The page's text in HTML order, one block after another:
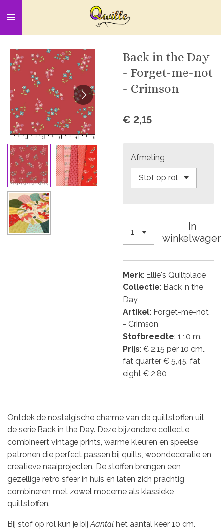
direct
naar
de
hoofdinhoud
Back in the Day
- Forget-me-not
- Crimson
€ 2,15
Afmeting
In
Merk: Ellie's Quiltplace
Collectie: Back in the
Day
Artikel: Forget-me-not
- Crimson
Stofbreedte: 1,10 m.
Prijs: € 2,15 per 10 cm.,
fat quarter € 5,45, fat
eight € 2,80
Ontdek de nostalgische charme van de quiltstoffen uit
de serie Back in the Day. Deze bijzondere collectie
combineert vintage prints, warme kleuren en speelse
patronen die perfect passen bij quilts, woondecoratie en
creatieve naaiprojecten. De stoffen brengen een
gezellige retro sfeer in huis en laten zich prachtig
combineren met zowel moderne als klassieke
quiltstoffen.
Bij stof op rol kun je bijAantal het aantal keer 10 cm.